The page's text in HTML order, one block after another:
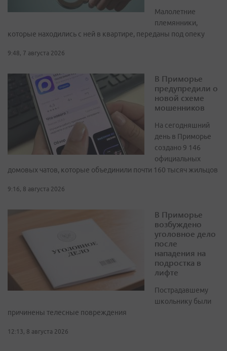
Малолетние
племянники,
которые находились с ней в квартире, переданы под опеку
9:48, 7 августа 2026
В Приморье
предупредили о
новой схеме
мошенников
На сегодняшний
день в Приморье
создано 9 146
официальных
домовых чатов, которые объединили почти 160 тысяч жильцов
9:16, 8 августа 2026
В Приморье
возбуждено
уголовное дело
после
нападения на
подростка в
лифте
Пострадавшему
школьнику были
причинены телесные повреждения
12:13, 8 августа 2026